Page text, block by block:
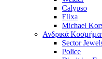
Calypso
Elixa
Michael
Ανδρικά
Sector
Police